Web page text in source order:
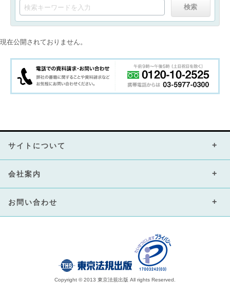
現在公開されておりません。
サイトについて
会社案内
お問い合わせ
Copyright © 2013 東京法規出版 All rights Reserved.